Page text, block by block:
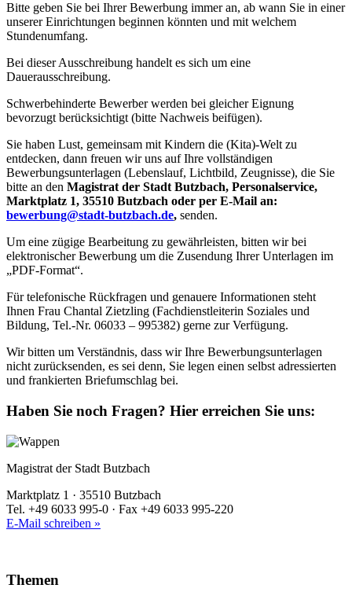
Bitte geben Sie bei Ihrer Bewerbung immer an, ab wann Sie in einer
unserer Einrichtungen beginnen könnten und mit welchem
Stundenumfang.
Bei dieser Ausschreibung handelt es sich um eine
Dauerausschreibung.
Schwerbehinderte Bewerber werden bei gleicher Eignung
bevorzugt berücksichtigt (bitte Nachweis beifügen).
Sie haben Lust, gemeinsam mit Kindern die (Kita)-Welt zu
entdecken, dann freuen wir uns auf Ihre vollständigen
Bewerbungsunterlagen (Lebenslauf, Lichtbild, Zeugnisse), die Sie
bitte an den Magistrat der Stadt Butzbach, Personalservice,
Marktplatz 1, 35510 Butzbach oder per E-Mail an:
bewerbung@stadt-butzbach.de, senden.
Um eine zügige Bearbeitung zu gewährleisten, bitten wir bei
elektronischer Bewerbung um die Zusendung Ihrer Unterlagen im
„PDF-Format“.
Für telefonische Rückfragen und genauere Informationen steht
Ihnen Frau Chantal Zietzling (Fachdienstleiterin Soziales und
Bildung, Tel.-Nr. 06033 – 995382) gerne zur Verfügung.
Wir bitten um Verständnis, dass wir Ihre Bewerbungsunterlagen
nicht zurücksenden, es sei denn, Sie legen einen selbst adressierten
und frankierten Briefumschlag bei.
Haben Sie noch Fragen? Hier erreichen Sie uns:
Magistrat der Stadt Butzbach
Marktplatz 1 · 35510 Butzbach
Tel. +49 6033 995-0 · Fax +49 6033 995-220
E-Mail schreiben »
Themen